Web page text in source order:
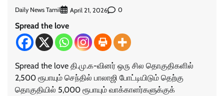
Daily News Tamil April 21, 2026 0
Spread the love
Spread the love தி.மு.க-வினர் ஒரு சில தொகுதிகளில்
2,500 ரூபாயும் செந்தில் பாலாஜி போட்டியிடும் தெற்கு
தொகுதியில் 5,000 ரூபாயும் வாக்காளர்களுக்குக்